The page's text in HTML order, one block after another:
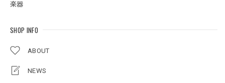
楽器
SHOP INFO
ABOUT
NEWS